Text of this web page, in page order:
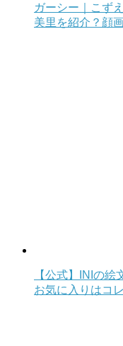
ガーシー｜こず
美里を紹介？顔
【公式】INIの
お気に入りはコレ